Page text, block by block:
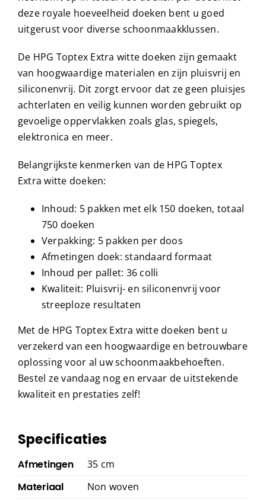
deze royale hoeveelheid doeken bent u goed
uitgerust voor diverse schoonmaakklussen.
De HPG Toptex Extra witte doeken zijn gemaakt
van hoogwaardige materialen en zijn pluisvrij en
siliconenvrij. Dit zorgt ervoor dat ze geen pluisjes
achterlaten en veilig kunnen worden gebruikt op
gevoelige oppervlakken zoals glas, spiegels,
elektronica en meer.
Belangrijkste kenmerken van de HPG Toptex
Extra witte doeken:
Inhoud: 5 pakken met elk 150 doeken, totaal
750 doeken
Verpakking: 5 pakken per doos
Afmetingen doek: standaard formaat
Inhoud per pallet: 36 colli
Kwaliteit: Pluisvrij- en siliconenvrij voor
streeploze resultaten
Met de HPG Toptex Extra witte doeken bent u
verzekerd van een hoogwaardige en betrouwbare
oplossing voor al uw schoonmaakbehoeften.
Bestel ze vandaag nog en ervaar de uitstekende
kwaliteit en prestaties zelf!
Specificaties
Afmetingen 35 cm
Materiaal Non woven